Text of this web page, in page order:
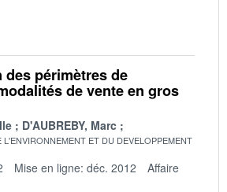
des périmètres de
de vente en gros
D'AUBREBY, Marc
ET DU DEVELOPPEMENT
Mise en ligne: déc. 2012
Affaire